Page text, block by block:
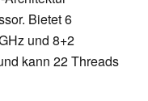
Bietet 6
und 8+2
kann 22 Threads